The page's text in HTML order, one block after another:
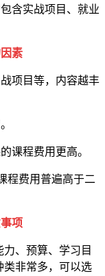
含实战项目、就业
素
项目等，内容越丰
课程费用更高。
程费用普遍高于二
项
、预算、学习目
类非常多，可以选